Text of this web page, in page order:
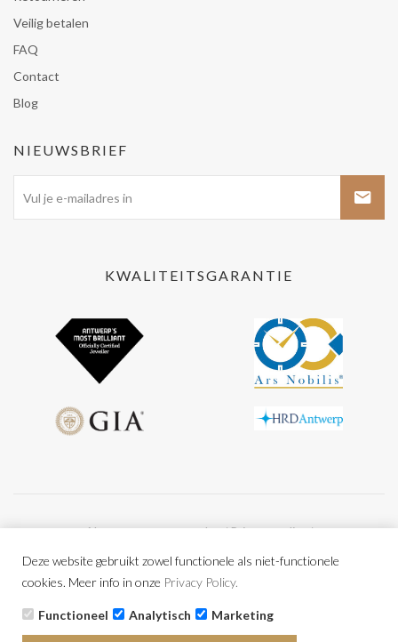
Veilig betalen
FAQ
Contact
Blog
NIEUWSBRIEF
KWALITEITSGARANTIE
Algemene voorwaarden Privacy policy
Copyright © 2026 Alle rechten voorbehouden Powered by
Deze website gebruikt zowel functionele als niet-functionele
cookies. Meer info in onze Privacy Policy.
Functioneel Analytisch Marketing